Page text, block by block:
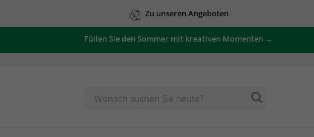
Zu unseren Angeboten
Füllen Sie den Sommer mit kreativen Momenten →